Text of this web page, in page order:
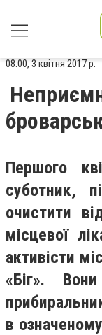
08:00, 3 квітня 2017 р.
Першого
суботник,
очистити
місцевої
активісти
«Біг».
в